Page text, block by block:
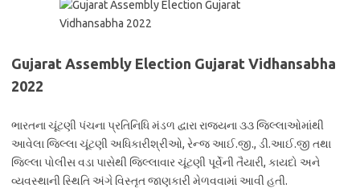
Gujarat Assembly Election Gujarat Vidhansabha
2022
ભારતના ચૂંટણી પંચના પ્રતિનિધિ મંડળ દ્વારા રાજ્યના ૩૩ જિલ્લાઓમાંથી
આવેલા જિલ્લા ચૂંટણી અધિકારીશ્રીઓ, રેન્જ આઈ.જી., ડી.આઈ.જી તથા
જિલ્લા પોલીસ વડા પાસેથી જિલ્લાવાર ચૂંટણી પૂર્વેની તૈયારી, કાયદો અને
વ્યવસ્થાની સ્થિતિ અંગે વિસ્તૃત જાણકારી મેળવવામાં આવી હતી.